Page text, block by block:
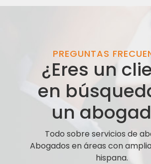
PREGUNTAS
¿Eres un
en
un
Todo sobre servicios de
Abogados en áreas con
hispana.